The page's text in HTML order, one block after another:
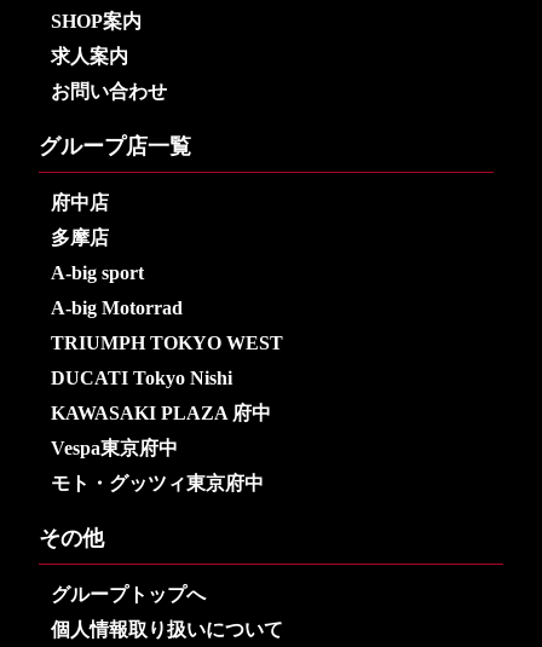
SHOP案内
求人案内
お問い合わせ
グループ店一覧
府中店
多摩店
A-big sport
A-big Motorrad
TRIUMPH TOKYO WEST
DUCATI Tokyo Nishi
KAWASAKI PLAZA 府中
Vespa東京府中
モト・グッツィ東京府中
その他
グループトップへ
個人情報取り扱いについて